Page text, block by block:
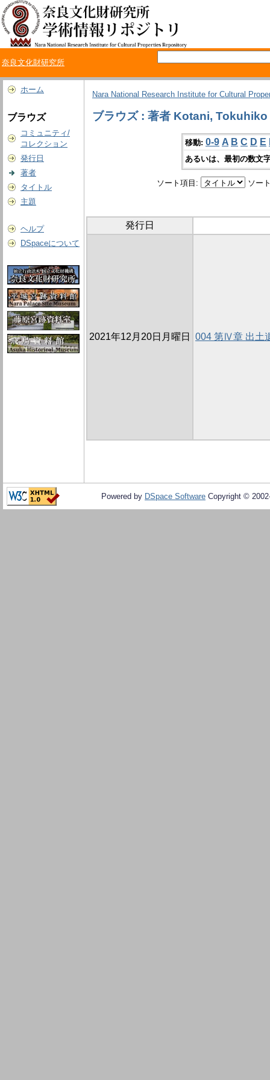
奈良文化財研究所
ホーム
ブラウズ
コミュニティ/
コレクション
発行日
著者
タイトル
主題
ヘルプ
DSpaceについて
Nara National Research Institute for Cultural
ブラウズ : 著者 Kotani, Tokuhiko
移動: 0-9 A B C D E
あるいは、最初の数文
ソート項目: ソー
発行日
2021年12月20日月曜日 004 第Ⅳ章 出土
Powered by DSpace Software Copyright ©